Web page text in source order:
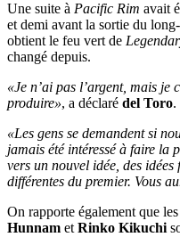
Une suite à Pacific Rim avait
et demi avant la sortie du
obtient le feu vert de
changé depuis.
«Je n’ai pas l’argent, mais
produire», a déclaré del Toro.
«Les gens se demandent si
jamais été intéressé à faire la
vers un nouvel idée, des
différentes du premier. Vous
On rapporte également que
Hunnam et Rinko Kikuchi